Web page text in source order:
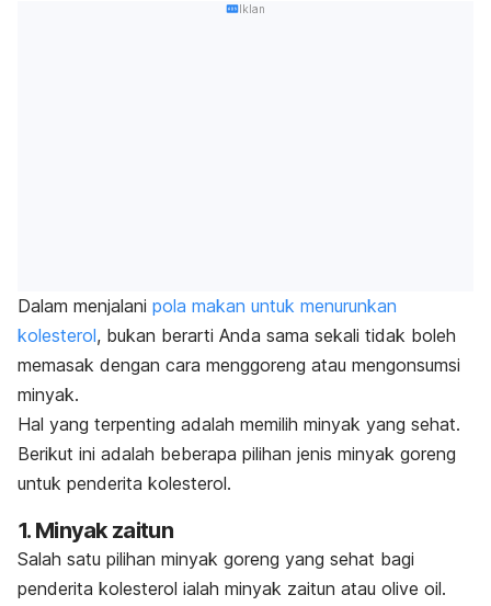
Iklan
Dalam menjalani pola makan untuk menurunkan
kolesterol, bukan berarti Anda sama sekali tidak boleh
memasak dengan cara menggoreng atau mengonsumsi
minyak.
Hal yang terpenting adalah memilih minyak yang sehat.
Berikut ini adalah beberapa pilihan jenis minyak goreng
untuk penderita kolesterol.
1. Minyak zaitun
Salah satu pilihan minyak goreng yang sehat bagi
penderita kolesterol ialah minyak zaitun atau olive oil.